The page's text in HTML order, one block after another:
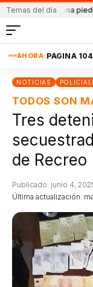
Temas del día
con una piedra en
AHORA: PÁGINA 104
NOTICIAS
TODOS SON
Tres
de Recreo
Última actualización:
Publicado: junio 4,